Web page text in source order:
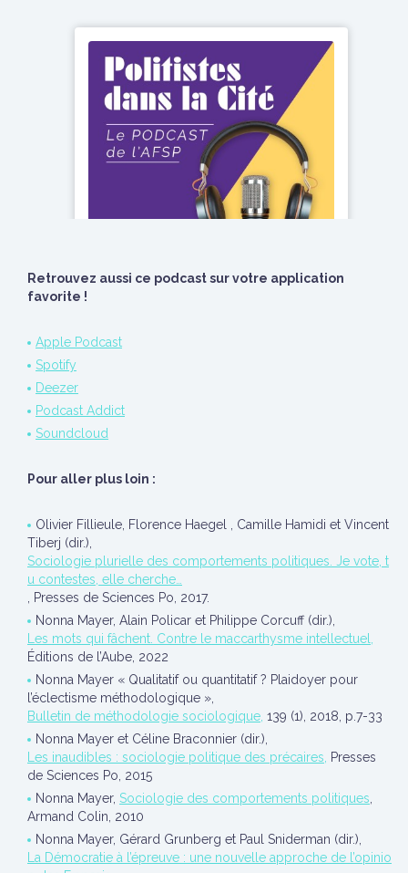
Retrouvez aussi ce podcast sur votre application
favorite !
Apple Podcast
Spotify
Deezer
Podcast Addict
Soundcloud
Pour aller plus loin :
Olivier Fillieule, Florence Haegel , Camille Hamidi et Vincent
Tiberj (dir.),
Sociologie plurielle des comportements politiques. Je vote, t
u contestes, elle cherche…
, Presses de Sciences Po, 2017.
Nonna Mayer, Alain Policar et Philippe Corcuff (dir.),
Les mots qui fâchent. Contre le maccarthysme intellectuel,
Éditions de l’Aube, 2022
Nonna Mayer « Qualitatif ou quantitatif ? Plaidoyer pour
l’éclectisme méthodologique »,
Bulletin de méthodologie sociologique, 139 (1), 2018, p.7-33
Nonna Mayer et Céline Braconnier (dir.),
Les inaudibles : sociologie politique des précaires,
Presses
de Sciences Po, 2015
Nonna Mayer, Sociologie des comportements politiques
Armand Colin, 2010
Nonna Mayer, Gérard Grunberg et Paul Sniderman (dir.),
La Démocratie à l’épreuve : une nouvelle approche de l’opinio